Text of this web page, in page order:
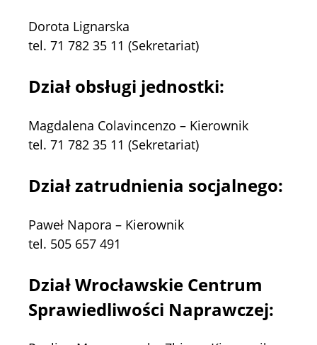
Dorota Lignarska
tel. 71 782 35 11 (Sekretariat)
Dział obsługi jednostki:
Magdalena Colavincenzo – Kierownik
tel. 71 782 35 11 (Sekretariat)
Dział zatrudnienia socjalnego:
Paweł Napora – Kierownik
tel. 505 657 491
Dział Wrocławskie Centrum
Sprawiedliwości Naprawczej: